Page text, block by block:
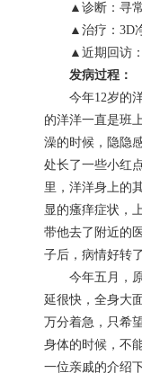
▲诊断：寻常
▲治疗：3D净
▲近期回访：
发病过程：
今年12岁的洋
的洋洋一直是班
澡的时候，隐隐
处长了一些小红
里，洋洋身上的
显的瘙痒症状，
带他去了附近的
子后，病情好转
今年五月，原
延很快，全身大
万分着急，只希
身体的时候，不
一位亲戚的介绍